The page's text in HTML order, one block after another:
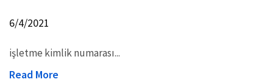
6/4/2021
işletme kimlik numarası...
Read More